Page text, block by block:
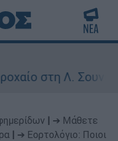
στη Λ.
➔ Μάθετε
➔ Εορτολόγιο: Ποιοι